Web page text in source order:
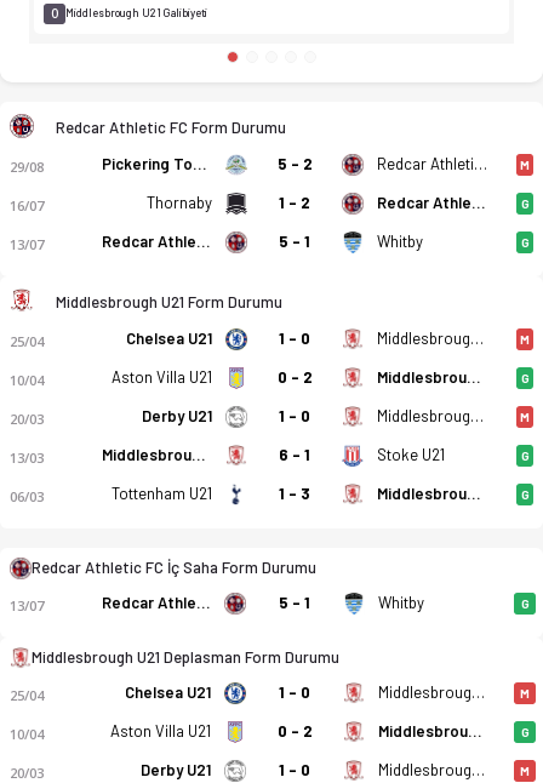
Redcar Athletic FC - Middlesbrough U21 0-2 bitti. Gol
0 Middlesbrough U21 Galibiyeti
Redcar Athletic FC Form Durumu
29/08 Pickering Town 5 - 2 Redcar Athletic FC M
16/07 Thornaby 1 - 2 Redcar Athletic FC G
13/07 Redcar Athletic FC 5 - 1 Whitby G
Middlesbrough U21 Form Durumu
25/04 Chelsea U21 1 - 0 Middlesbrough U21 M
10/04 Aston Villa U21 0 - 2 Middlesbrough U21 G
20/03 Derby U21 1 - 0 Middlesbrough U21 M
13/03 Middlesbrough U21 6 - 1 Stoke U21 G
06/03 Tottenham U21 1 - 3 Middlesbrough U21 G
Redcar Athletic FC İç Saha Form Durumu
13/07 Redcar Athletic FC 5 - 1 Whitby G
Middlesbrough U21 Deplasman Form Durumu
25/04 Chelsea U21 1 - 0 Middlesbrough U21 M
10/04 Aston Villa U21 0 - 2 Middlesbrough U21 G
20/03 Derby U21 1 - 0 Middlesbrough U21 M